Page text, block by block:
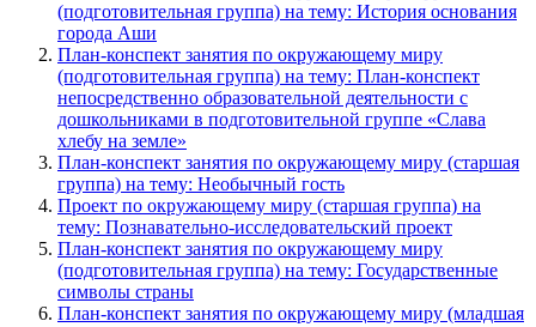
(подготовительная группа) на тему: История основания
города Аши
План-конспект занятия по окружающему миру
(подготовительная группа) на тему: План-конспект
непосредственно образовательной деятельности с
дошкольниками в подготовительной группе «Слава
хлебу на земле»
План-конспект занятия по окружающему миру (старшая
группа) на тему: Необычный гость
Проект по окружающему миру (старшая группа) на
тему: Познавательно-исследовательский проект
План-конспект занятия по окружающему миру
(подготовительная группа) на тему: Государственные
символы страны
План-конспект занятия по окружающему миру (младшая